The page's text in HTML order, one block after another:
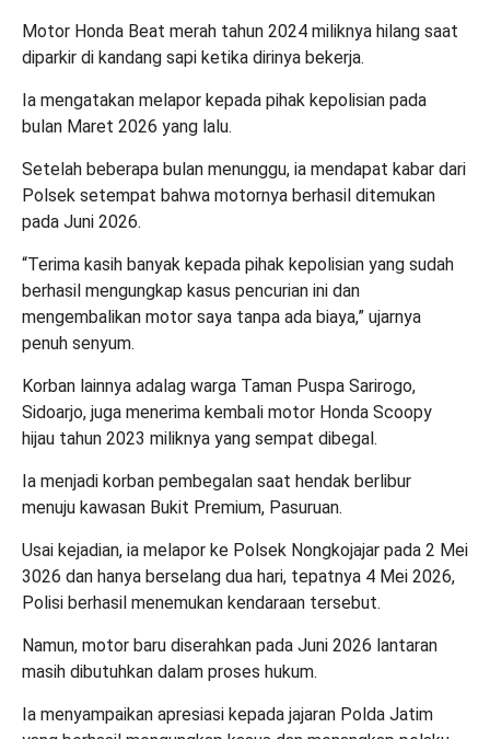
Motor Honda Beat merah tahun 2024 miliknya hilang saat
diparkir di kandang sapi ketika dirinya bekerja.
Ia mengatakan melapor kepada pihak kepolisian pada
bulan Maret 2026 yang lalu.
Setelah beberapa bulan menunggu, ia mendapat kabar dari
Polsek setempat bahwa motornya berhasil ditemukan
pada Juni 2026.
“Terima kasih banyak kepada pihak kepolisian yang sudah
berhasil mengungkap kasus pencurian ini dan
mengembalikan motor saya tanpa ada biaya,” ujarnya
penuh senyum.
Korban lainnya adalag warga Taman Puspa Sarirogo,
Sidoarjo, juga menerima kembali motor Honda Scoopy
hijau tahun 2023 miliknya yang sempat dibegal.
Ia menjadi korban pembegalan saat hendak berlibur
menuju kawasan Bukit Premium, Pasuruan.
Usai kejadian, ia melapor ke Polsek Nongkojajar pada 2 Mei
3026 dan hanya berselang dua hari, tepatnya 4 Mei 2026,
Polisi berhasil menemukan kendaraan tersebut.
Namun, motor baru diserahkan pada Juni 2026 lantaran
masih dibutuhkan dalam proses hukum.
Ia menyampaikan apresiasi kepada jajaran Polda Jatim